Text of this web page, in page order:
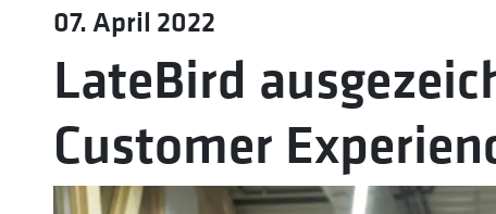
07. April 2022
LateBird
Customer